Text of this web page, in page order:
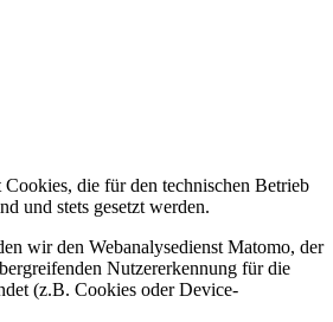
die für den technischen Betrieb
und stets gesetzt werden.
wir den Webanalysedienst Matomo, der
Nutzererkennung für die
(z.B. Cookies oder Device-